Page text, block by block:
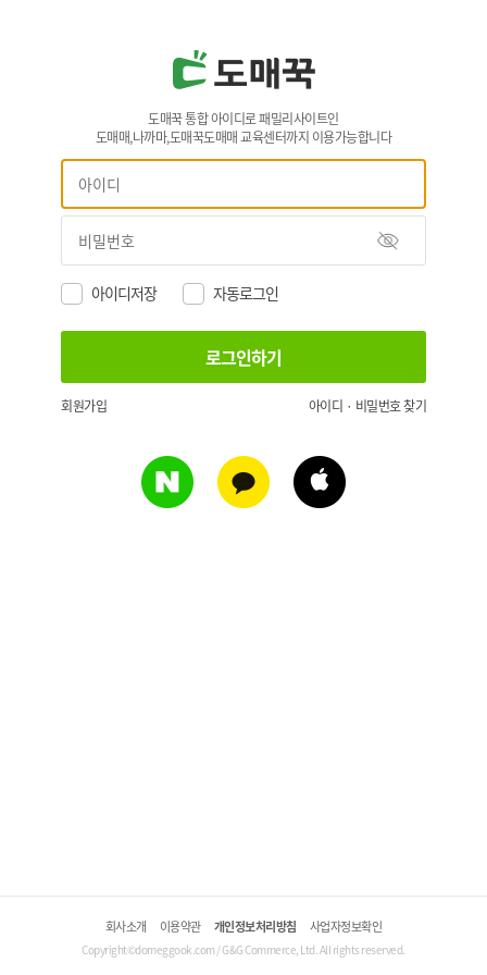
도매꾹 통합 아이디로 패밀리사이트인
도매매,나까마,도매꾹도매매 교육센터까지 이용가능합니다
아이디저장 자동로그인
회원가입 아이디 · 비밀번호 찾기
회사소개 이용약관 개인정보처리방침 사업자정보확인
Copyright©domeggook.com / G&G Commerce, Ltd. All rights reserved.